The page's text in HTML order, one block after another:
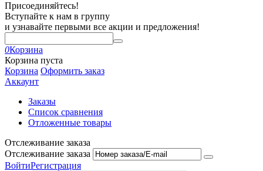
Присоединяйтесь!
Вступайте к нам в группу
и узнавайте первыми все акции и предложения!
0Корзина
Корзина пуста
Корзина Оформить заказ
Аккаунт
Заказы
Список сравнения
Отложенные товары
Отслеживание заказа
Отслеживание заказа
ВойтиРегистрация